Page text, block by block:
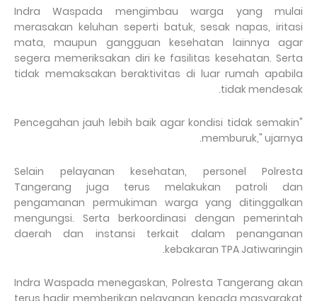
Indra Waspada mengimbau warga yang mulai
merasakan keluhan seperti batuk, sesak napas, iritasi
mata, maupun gangguan kesehatan lainnya agar
segera memeriksakan diri ke fasilitas kesehatan. Serta
tidak memaksakan beraktivitas di luar rumah apabila
tidak mendesak.
"Pencegahan jauh lebih baik agar kondisi tidak semakin
memburuk," ujarnya.
Selain pelayanan kesehatan, personel Polresta
Tangerang juga terus melakukan patroli dan
pengamanan permukiman warga yang ditinggalkan
mengungsi. Serta berkoordinasi dengan pemerintah
daerah dan instansi terkait dalam penanganan
kebakaran TPA Jatiwaringin.
Indra Waspada menegaskan, Polresta Tangerang akan
terus hadir memberikan pelayanan kepada masyarakat